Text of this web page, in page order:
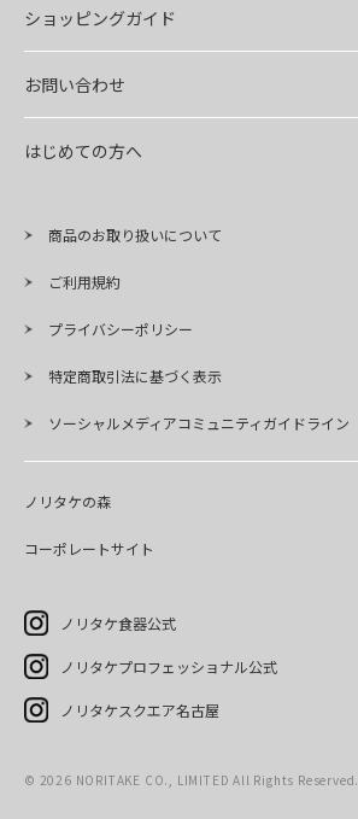
ショッピングガイド
お問い合わせ
はじめての方へ
商品のお取り扱いについて
ご利用規約
プライバシーポリシー
特定商取引法に基づく表示
ソーシャルメディアコミュニティガイドライン
ノリタケの森
コーポレートサイト
ノリタケ食器公式
ノリタケプロフェッショナル公式
ノリタケスクエア名古屋
© 2026 NORITAKE CO., LIMITED All Rights Reserved.